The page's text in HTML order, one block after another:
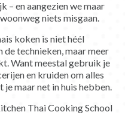
– en aangezien we maar
niets misgaan.
koken is niet héél
technieken, maar meer
Want meestal gebruik je
en kruiden om alles
je maar net in huis hebben.